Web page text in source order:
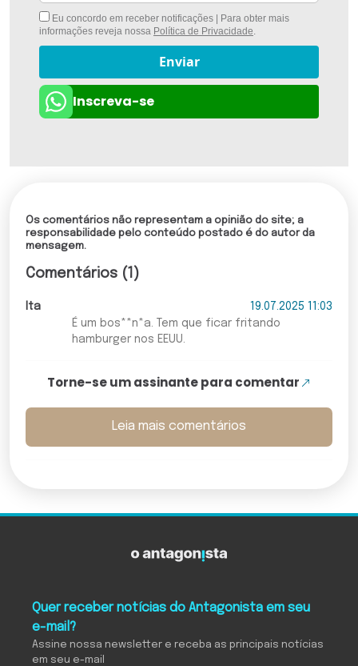
Eu concordo em receber notificações | Para obter mais
informações reveja nossa Política de Privacidade
Enviar
Inscreva-se
Os comentários não representam a opinião do site; a
responsabilidade pelo conteúdo postado é do autor da
mensagem.
Comentários (1)
Ita
19.07.2025 11:03
É um bos**n*a. Tem que ficar fritando
hamburger nos EEUU.
Torne-se um assinante para comentar
Leia mais comentários
Quer receber notícias do Antagonista em seu
e-mail?
Assine nossa newsletter e receba as principais notícias
em seu e-mail